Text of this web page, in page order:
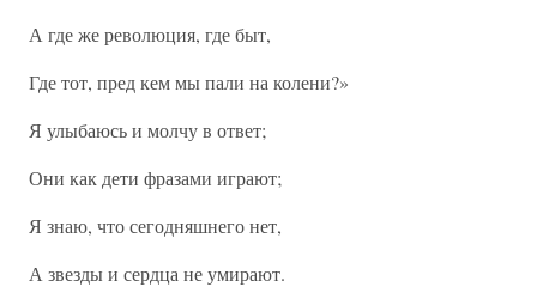
А где же революция, где быт,
Где тот, пред кем мы пали на колени?»
Я улыбаюсь и молчу в ответ;
Они как дети фразами играют;
Я знаю, что сегодняшнего нет,
А звезды и сердца не умирают.